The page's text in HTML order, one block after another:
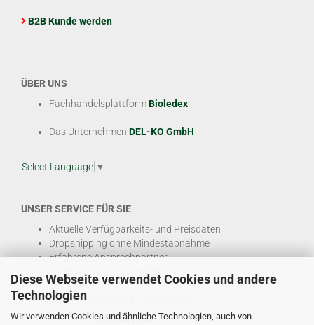
Diese Webseite verwendet Cookies und andere
Technologien
Wir verwenden Cookies und ähnliche Technologien, auch von
B2B Kunde werden
ÜBER UNS
FachhandelsplattformBioledex
Das Unternehmen DEL-KO GmbH
Select Language ▼
UNSER SERVICE FÜR SIE
Aktuelle Verfügbarkeits- und Preisdaten
Dropshipping ohne Mindestabnahme
Erfahrene Ansprechpartner
Hohe Warenverfügbarkeit
EDI & E-Rechnung
Attraktive Margen & Projektpreise
Und viele weitereB2B Services